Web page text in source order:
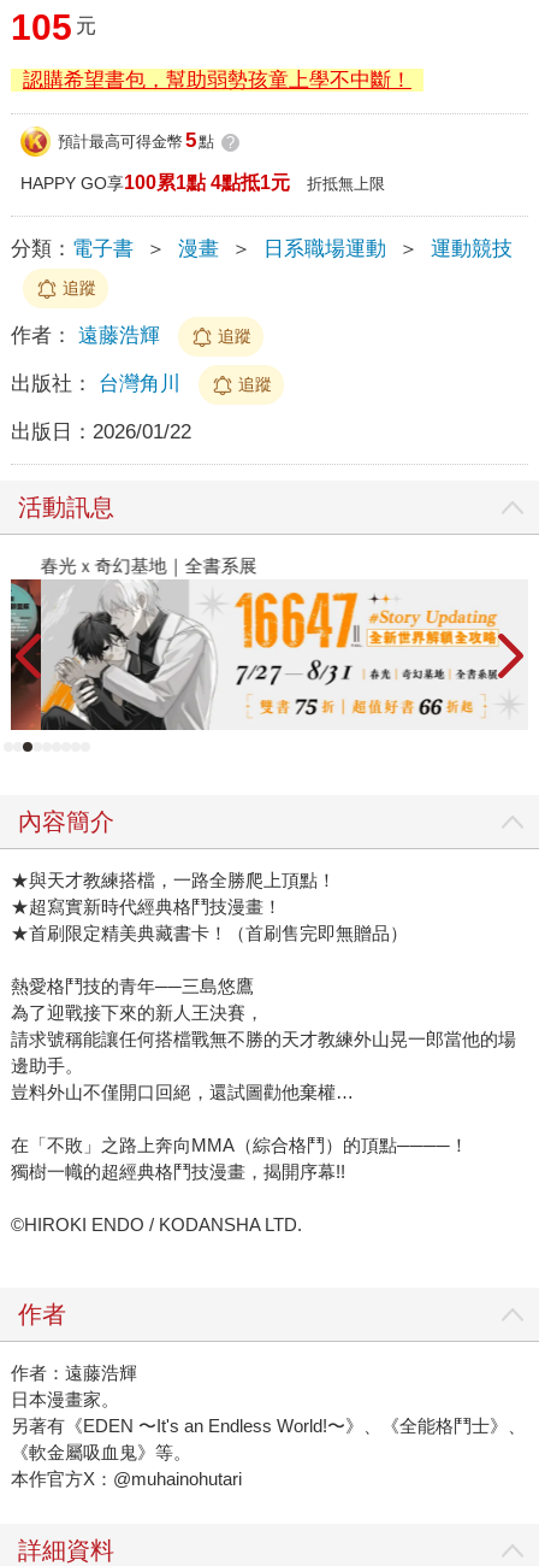
105 元
認購希望書包，幫助弱勢孩童上學不中斷！
預計最高可得金幣 5點 ?
HAPPY GO享100累1點 4點抵1元 折抵無上限
分類： 電子書 ＞ 漫畫 ＞ 日系職場運動 ＞ 運動競技
追蹤
作者： 遠藤浩輝 追蹤
出版社： 台灣角川 追蹤
出版日： 2026/01/22
活動訊息
春光ｘ奇幻基地｜全書系展
內容簡介
★與天才教練搭檔，一路全勝爬上頂點！
★超寫實新時代經典格鬥技漫畫！
★首刷限定精美典藏書卡！（首刷售完即無贈品）
熱愛格鬥技的青年──三島悠鷹
為了迎戰接下來的新人王決賽，
請求號稱能讓任何搭檔戰無不勝的天才教練外山晃一郎當他的場
邊助手。
豈料外山不僅開口回絕，還試圖勸他棄權…
在「不敗」之路上奔向MMA（綜合格鬥）的頂點────！
獨樹一幟的超經典格鬥技漫畫，揭開序幕!!
©HIROKI ENDO / KODANSHA LTD.
作者
作者：遠藤浩輝
日本漫畫家。
另著有《EDEN 〜It's an Endless World!〜》、《全能格鬥士》、
《軟金屬吸血鬼》等。
本作官方X：@muhainohutari
詳細資料